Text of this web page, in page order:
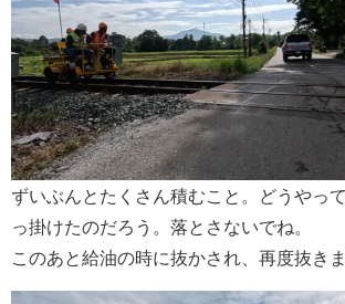
ずいぶんとたくさん積むこと。どうやっ
っ掛けたのだろう。落とさないでね。
このあと給油の時に抜かされ、再度抜きま